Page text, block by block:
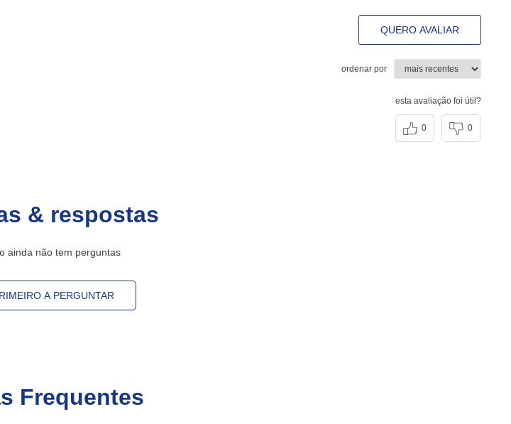
QUERO AVALIAR
ordenar por
esta avaliação foi útil?
0 0
& respostas
ainda não tem perguntas
A PERGUNTAR
Frequentes